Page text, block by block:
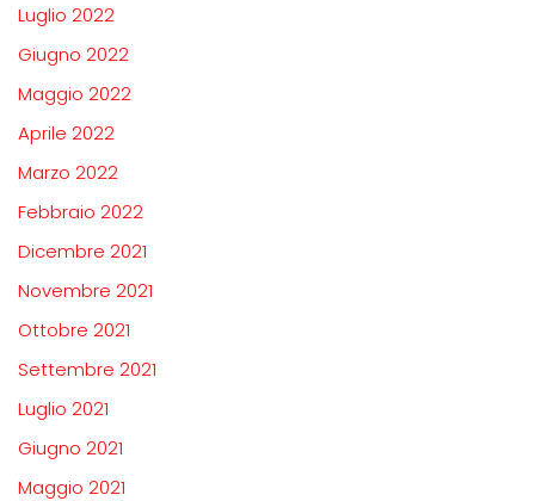
Luglio 2022
Giugno 2022
Maggio 2022
Aprile 2022
Marzo 2022
Febbraio 2022
Dicembre 2021
Novembre 2021
Ottobre 2021
Settembre 2021
Luglio 2021
Giugno 2021
Maggio 2021